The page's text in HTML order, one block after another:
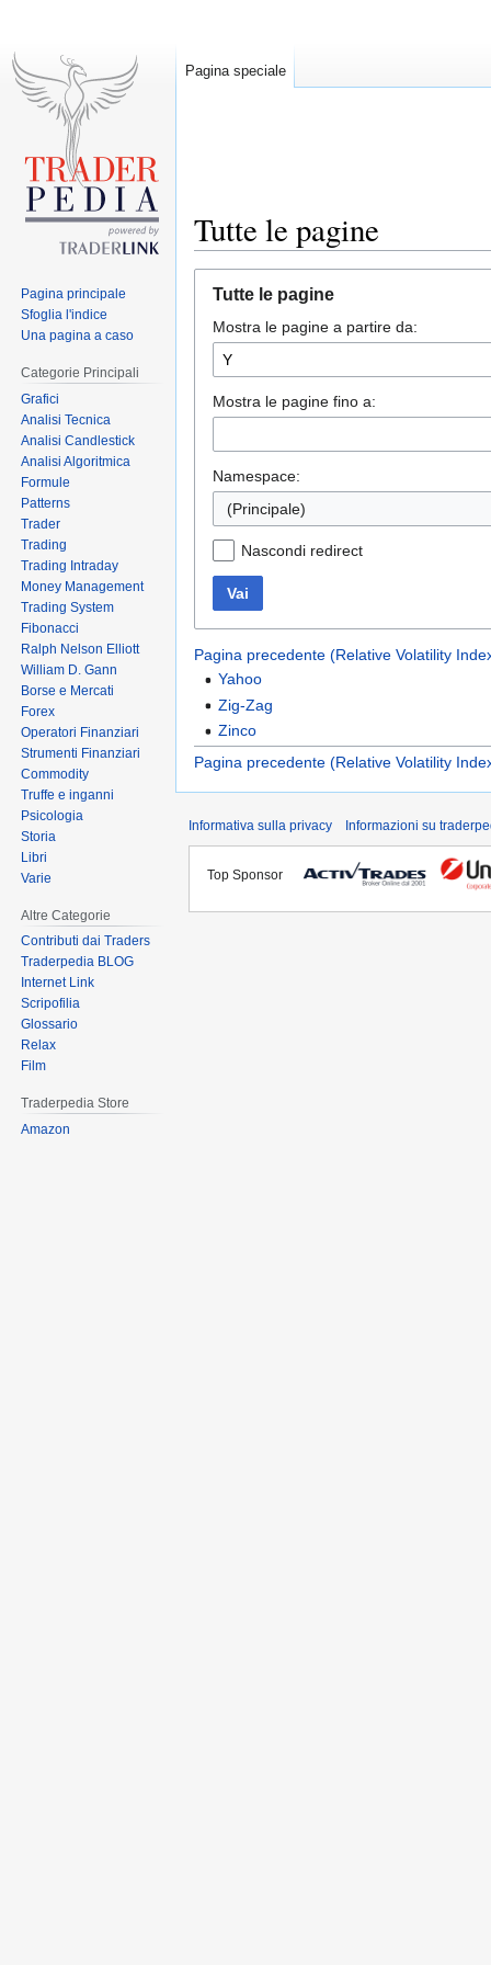
Tutte le pagine
navigation
search
Tutte le pagine
Mostra le pagine a partire da:
Mostra le pagine fino a:
Namespace:
(Principale)
Nascondi redirect
Vai
Pagina precedente (Relative Volatility
Yahoo
Zig-Zag
Zinco
Pagina precedente (Relative Volatility
Pagina speciale
Pagina principale
Sfoglia l'indice
Una pagina a caso
Categorie Principali
Grafici
Analisi Tecnica
Analisi Candlestick
Analisi Algoritmica
Formule
Patterns
Trader
Trading
Trading Intraday
Money Management
Trading System
Fibonacci
Ralph Nelson Elliott
William D. Gann
Borse e Mercati
Forex
Operatori Finanziari
Strumenti Finanziari
Commodity
Truffe e inganni
Psicologia
Storia
Libri
Varie
Altre Categorie
Contributi dai Traders
Traderpedia BLOG
Internet Link
Scripofilia
Glossario
Relax
Film
Traderpedia Store
Amazon
Informativa sulla privacy Informazioni su
Top Sponsor